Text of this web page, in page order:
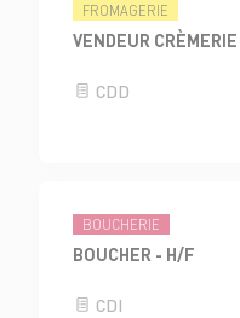
FROMAGERIE
VENDEUR
CDD
BOUCHERIE
BOUCHER - H/F
CDI